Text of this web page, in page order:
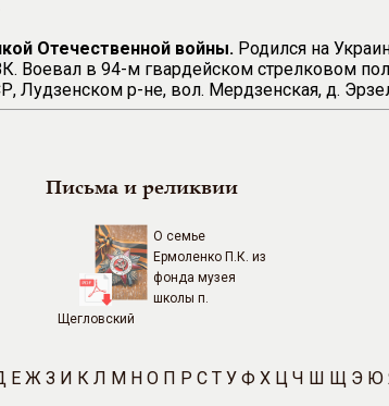
Отечественной войны. Родился на
Воевал в 94-м гвардейском стрелковом
Лудзенском р-не, вол. Мердзенская, д.
Письма и реликвии
О семье
Ермоленко П.К. из
фонда музея
школы п.
Щегловский
Е Ж З И К Л М Н О П Р С Т У Ф Х Ц Ч Ш Щ Э Ю